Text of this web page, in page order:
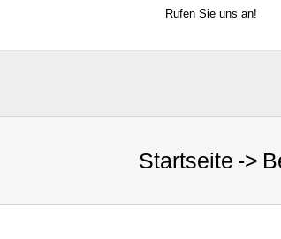
Rufen Sie uns an!
Startseite